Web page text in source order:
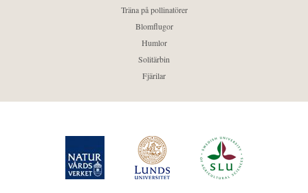
Träna på pollinatörer
Blomflugor
Humlor
Solitärbin
Fjärilar